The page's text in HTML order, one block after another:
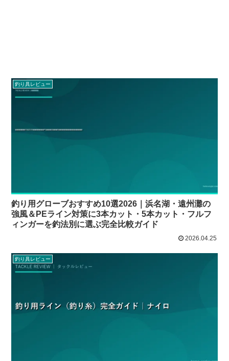
釣り具レビュー
釣り用グローブおすすめ10選2026｜浜名湖・遠州灘の
強風＆PEライン対策に3本カット・5本カット・フルフ
ィンガーを釣法別に選ぶ完全比較ガイド
2026.04.25
釣り具レビュー